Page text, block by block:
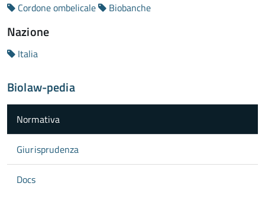
Cordone ombelicale Biobanche
Nazione
Italia
Biolaw-pedia
Normativa
Giurisprudenza
Docs